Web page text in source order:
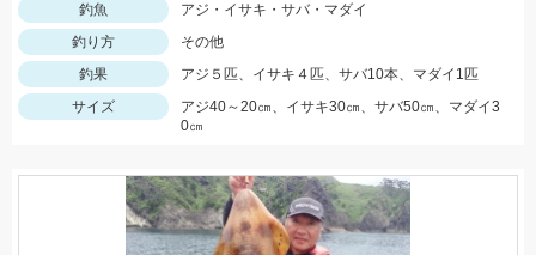
釣魚
アジ・イサキ・サバ・マダイ
釣り方
その他
釣果
アジ５匹、イサキ４匹、サバ10本、マダイ1匹
サイズ
アジ40～20㎝、イサキ30㎝、サバ50㎝、マダイ3
0㎝